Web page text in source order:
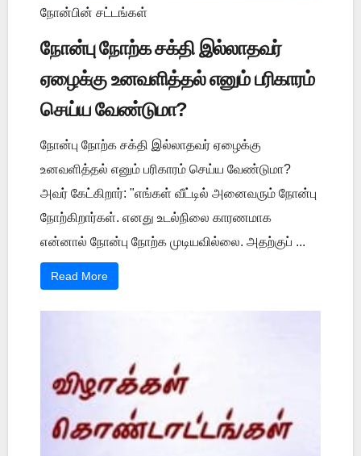
நோன்பின் சட்டங்கள்
நோன்பு நோற்க சக்தி இல்லாதவர்
ஏழைக்கு உனவளித்தல் எனும் பரிகாரம்
செய்ய வேண்டுமா?
நோன்பு நோற்க சக்தி இல்லாதவர் ஏழைக்கு
உனவளித்தல் எனும் பரிகாரம் செய்ய வேண்டுமா?
அவர் கேட்கிறார்: "எங்கள் வீட்டில் அனைவரும் நோன்பு
நோற்கிறார்கள். எனது உடல்நிலை காரணமாக
என்னால் நோன்பு நோற்க முடியவில்லை. அதற்குப் ...
Read More